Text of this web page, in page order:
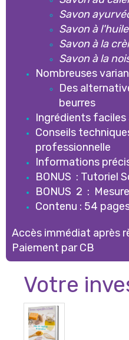
Savon
Savon à
Savon à la
Savon à la
Nombreuses
Des
beurres
Ingrédients faciles
Conseils
professionnelle
Informations
BONUS : Tutoriel
BONUS 2 :
Contenu : 54
Accès immédiat après
Paiement par CB
Votre